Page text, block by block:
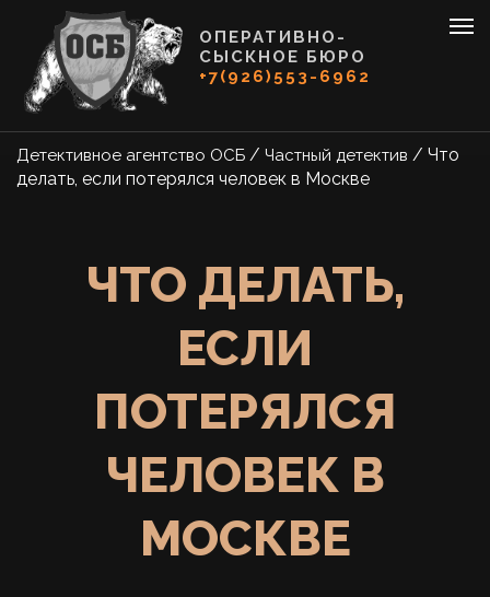
ОПЕРАТИВНО-
СЫСКНОЕ БЮРО
+7(926)553-6962
Детективное агентство ОСБ / Частный детектив / Что
делать, если потерялся человек в Москве
ЧТО ДЕЛАТЬ,
ЕСЛИ
ПОТЕРЯЛСЯ
ЧЕЛОВЕК В
МОСКВЕ